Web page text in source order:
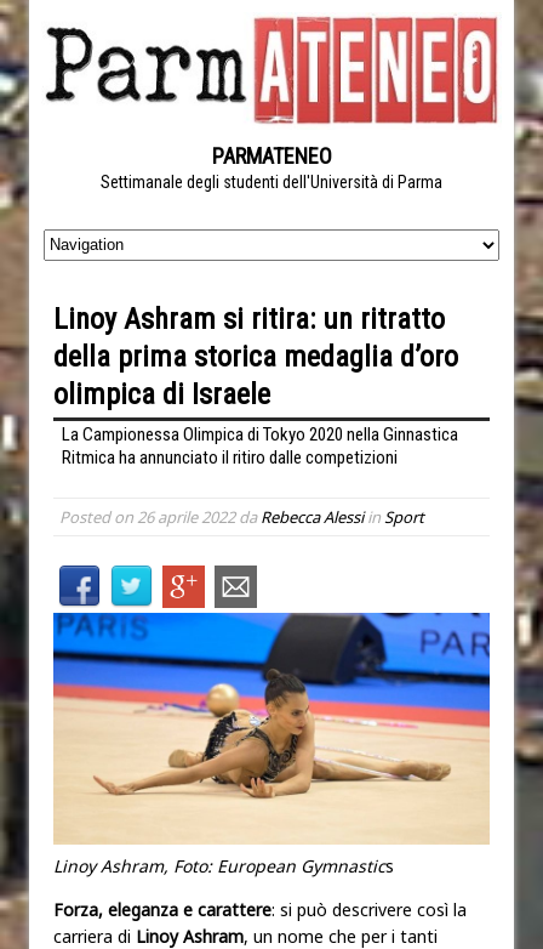
PARMATENEO
Settimanale degli studenti dell'Università di Parma
Linoy Ashram si ritira: un ritratto
della prima storica medaglia d’oro
olimpica di Israele
La Campionessa Olimpica di Tokyo 2020 nella Ginnastica
Ritmica ha annunciato il ritiro dalle competizioni
Posted on 26 aprile 2022daRebecca AlessiinSport
Linoy Ashram, Foto: European Gymnastics
Forza, eleganza e carattere: si può descrivere così la
carriera di Linoy Ashram, un nome che per i tanti